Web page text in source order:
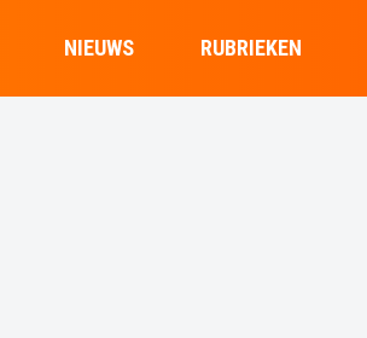
NIEUWS RUBRIEKEN